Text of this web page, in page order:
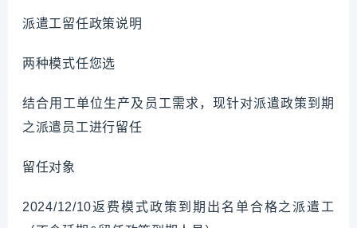
派遣工留任政策说明
两种模式任您选
结合用工单位生产及员工需求，现针对派遣政策到期
之派遣员工进行留任
留任对象
2024/12/10返费模式政策到期出名单合格之派遣工